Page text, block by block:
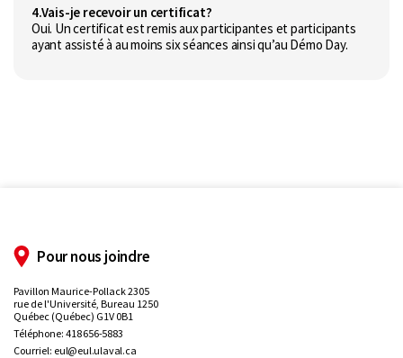
4.Vais-je recevoir un certificat?
Oui. Un certificat est remis aux participantes et participants
ayant assisté à au moins six séances ainsi qu’au Démo Day.
Pour nous joindre
Pavillon Maurice-Pollack 2305
rue de l'Université, Bureau 1250
Québec (Québec) G1V 0B1
Téléphone: 418 656-5883
Courriel: eul@eul.ulaval.ca